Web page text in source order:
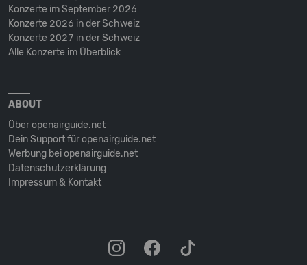
Konzerte im September 2026
Konzerte 2026 in der Schweiz
Konzerte 2027 in der Schweiz
Alle Konzerte im Überblick
ABOUT
Über openairguide.net
Dein Support für openairguide.net
Werbung bei openairguide.net
Datenschutz­erklärung
Impressum & Kontakt